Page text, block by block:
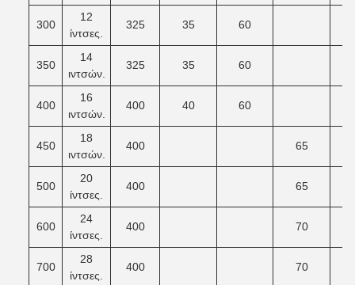
300
12
ίντσες.
325 35 60
350
14
ιντσών.
325 35 60
400
16
ιντσών.
400 40 60
450
18
ιντσών.
400 65
500
20
ίντσες.
400 65
600
24
ίντσες.
400 70
700
28
ίντσες.
400 70